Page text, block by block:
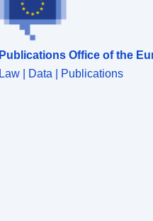
Publications Office of the
Law | Data | Publications